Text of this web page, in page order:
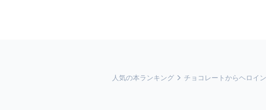
人気の本ランキング チョコレートからヘロイ